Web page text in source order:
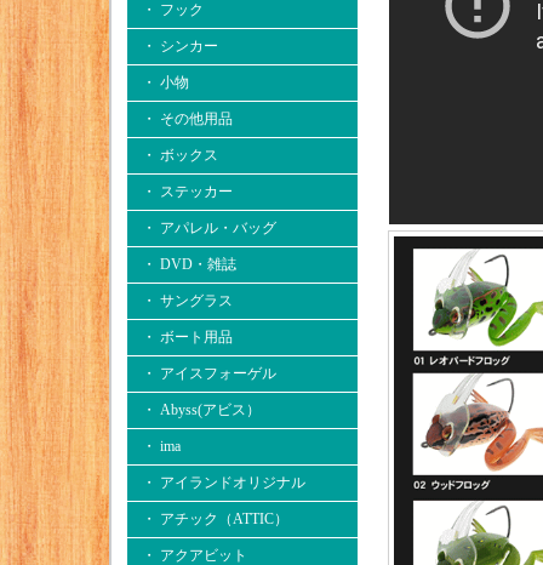
・ フック
・ シンカー
・ 小物
・ その他用品
・ ボックス
・ ステッカー
・ アパレル・バッグ
・ DVD・雑誌
・ サングラス
・ ボート用品
・ アイスフォーゲル
・ Abyss(アビス）
・ ima
・ アイランドオリジナル
・ アチック（ATTIC）
・ アクアビット